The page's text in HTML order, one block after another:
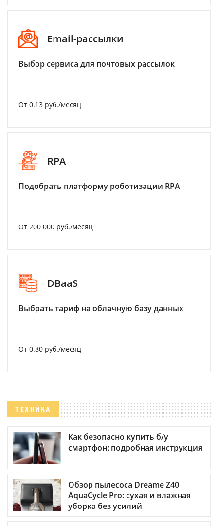
Email-рассылки
Выбор сервиса для почтовых рассылок
От 0.13 руб./месяц
RPA
Подобрать платформу роботизации RPA
От 200 000 руб./месяц
DBaaS
Выбрать тариф на облачную базу данных
От 0.80 руб./месяц
ТЕХНИКА
Как безопасно купить б/у
смартфон: подробная инструкция
Обзор пылесоса Dreame Z40
AquaCycle Pro: сухая и влажная
уборка без усилий